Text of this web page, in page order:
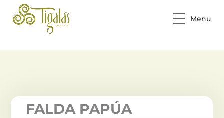
Menu
FALDA PAPÚA